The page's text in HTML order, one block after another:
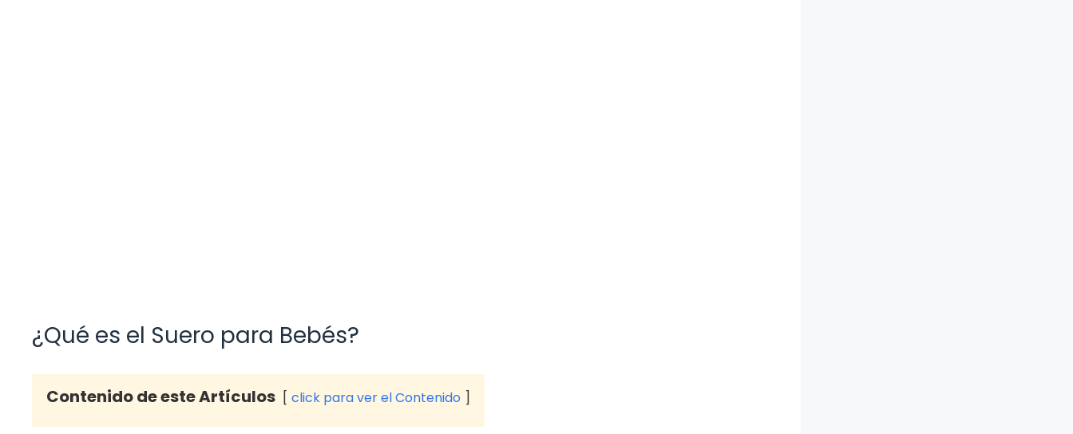
¿Qué es el Suero para Bebés?
Contenido de este Artículos click para ver el Contenido